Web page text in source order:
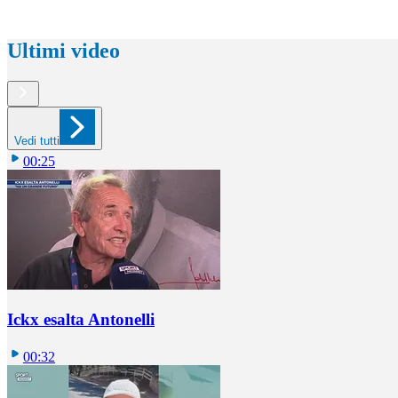
Ultimi video
Vedi tutti
00:25
Ickx esalta Antonelli
00:32